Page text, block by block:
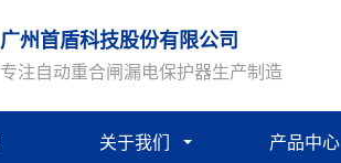
广州首盾科技股份有限公司
专注自动重合闸漏电保护器生产制造
关于我们 产品中心